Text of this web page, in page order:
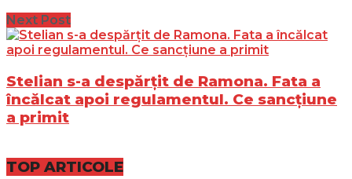
Next Post
Stelian s-a despărțit de Ramona. Fata a
încălcat apoi regulamentul. Ce sancțiune
a primit
TOP ARTICOLE